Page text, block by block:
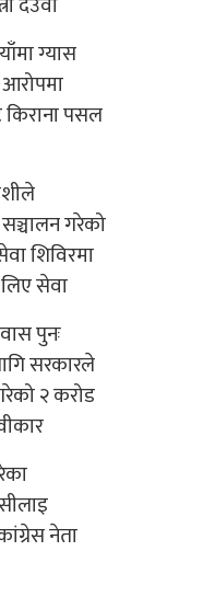
ग्यास
पसल
गरेको
शिविरमा
सेवा
पुनः
सरकारले
२ करोड
नेता